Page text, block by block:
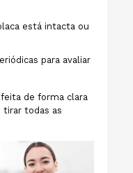
está intacta ou
para avaliar
de forma clara
tirar todas as